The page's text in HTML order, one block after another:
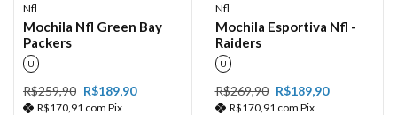
Nfl
Mochila Nfl Green Bay
Packers
U
R$259,90 R$189,90
R$170,91 com Pix
Nfl
Mochila Esportiva Nfl -
Raiders
U
R$269,90 R$189,90
R$170,91 com Pix